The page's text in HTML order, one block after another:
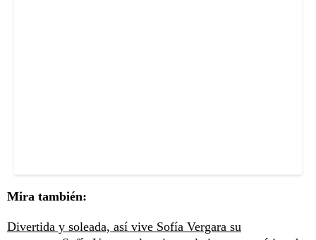
Mira también:
Divertida y soleada, así vive Sofía Vergara su